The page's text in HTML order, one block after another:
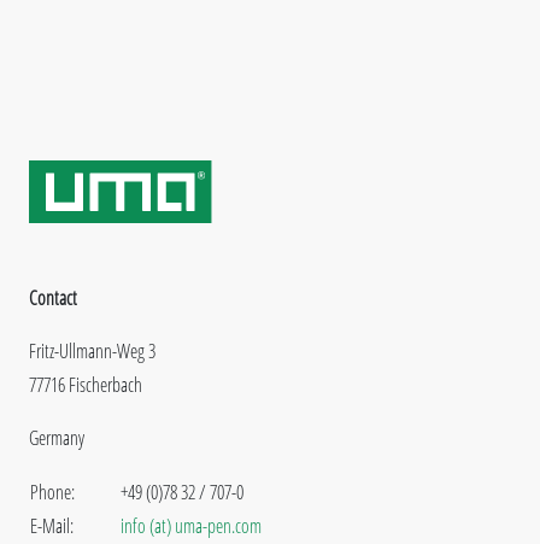
Contact
Fritz-Ullmann-Weg 3
77716 Fischerbach
Germany
Phone:
E-Mail:
+49 (0)78 32 / 707-0
info (at) uma-pen.com